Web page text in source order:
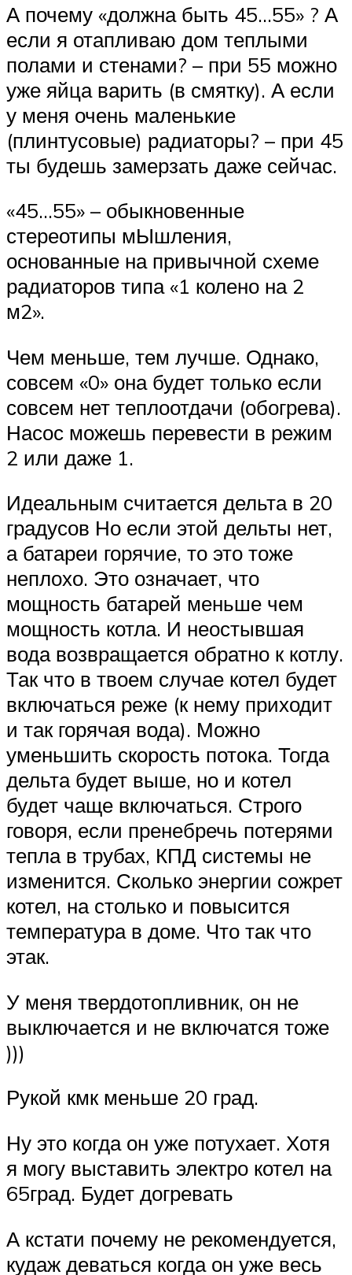
А почему «должна быть 45…55» ? А
если я отапливаю дом теплыми
полами и стенами? – при 55 можно
уже яйца варить (в смятку). А если
у меня очень маленькие
(плинтусовые) радиаторы? – при 45
ты будешь замерзать даже сейчас.
«45…55» – обыкновенные
стереотипы мЫшления,
основанные на привычной схеме
радиаторов типа «1 колено на 2
м2».
Чем меньше, тем лучше. Однако,
совсем «0» она будет только если
совсем нет теплоотдачи (обогрева).
Насос можешь перевести в режим
2 или даже 1.
Идеальным считается дельта в 20
градусов Но если этой дельты нет,
а батареи горячие, то это тоже
неплохо. Это означает, что
мощность батарей меньше чем
мощность котла. И неостывшая
вода возвращается обратно к котлу.
Так что в твоем случае котел будет
включаться реже (к нему приходит
и так горячая вода). Можно
уменьшить скорость потока. Тогда
дельта будет выше, но и котел
будет чаще включаться. Строго
говоря, если пренебречь потерями
тепла в трубах, КПД системы не
изменится. Сколько энергии сожрет
котел, на столько и повысится
температура в доме. Что так что
этак.
У меня твердотопливник, он не
выключается и не включатся тоже
)))
Рукой кмк меньше 20 град.
Ну это когда он уже потухает. Хотя
я могу выставить электро котел на
65град. Будет догревать
А кстати почему не рекомендуется,
кудаж деваться когда он уже весь